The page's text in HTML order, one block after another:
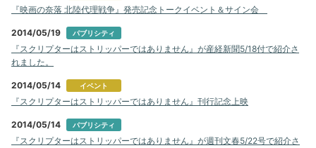
『映画の奈落 北陸代理戦争』発売記念トークイベント＆サイン会
2014/05/19 パブリシティ
『スクリプターはストリッパーではありません』が産経新聞5/18付で紹介さ
れました。
2014/05/14 イベント
『スクリプターはストリッパーではありません』刊行記念上映
2014/05/14 パブリシティ
『スクリプターはストリッパーではありません』が週刊文春5/22号で紹介さ